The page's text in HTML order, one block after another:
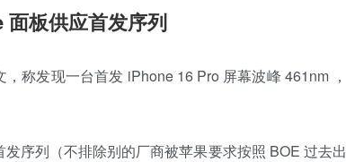
板供应首发序列
称发现一台首发 iPhone 16 Pro 屏幕波峰 461nm ，
序列（不排除别的厂商被苹果要求按照 BOE 过去出